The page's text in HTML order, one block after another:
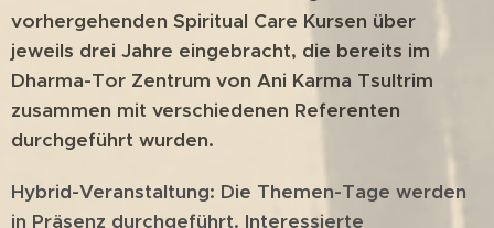
vorhergehenden Spiritual Care Kursen über
jeweils drei Jahre eingebracht, die bereits im
Dharma-Tor Zentrum von Ani Karma Tsultrim
zusammen mit verschiedenen Referenten
durchgeführt wurden.
Hybrid-Veranstaltung: Die Themen-Tage werden
in Präsenz durchgeführt. Interessierte